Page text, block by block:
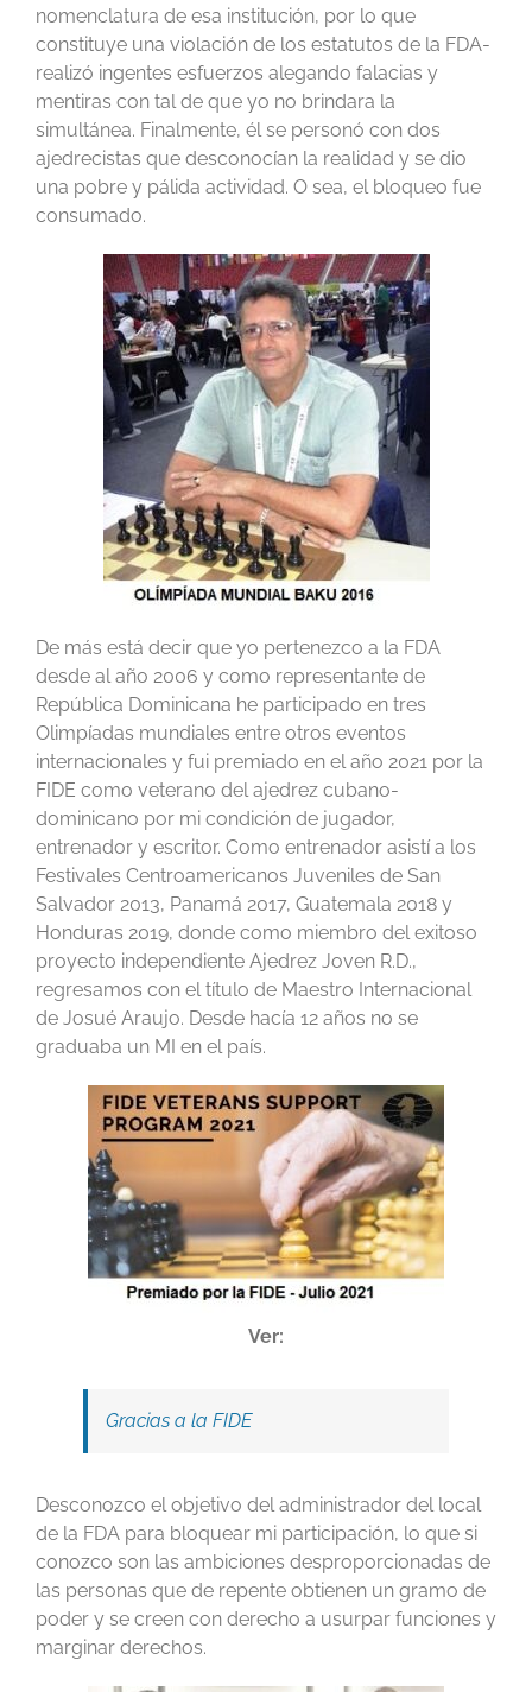
nomenclatura de esa institución, por lo que
constituye una violación de los estatutos de la FDA-
realizó ingentes esfuerzos alegando falacias y
mentiras con tal de que yo no brindara la
simultánea. Finalmente, él se personó con dos
ajedrecistas que desconocían la realidad y se dio
una pobre y pálida actividad. O sea, el bloqueo fue
consumado.
De más está decir que yo pertenezco a la FDA
desde al año 2006 y como representante de
República Dominicana he participado en tres
Olimpíadas mundiales entre otros eventos
internacionales y fui premiado en el año 2021 por la
FIDE como veterano del ajedrez cubano-
dominicano por mi condición de jugador,
entrenador y escritor. Como entrenador asistí a los
Festivales Centroamericanos Juveniles de San
Salvador 2013, Panamá 2017, Guatemala 2018 y
Honduras 2019, donde como miembro del exitoso
proyecto independiente Ajedrez Joven R.D.,
regresamos con el título de Maestro Internacional
de Josué Araujo. Desde hacía 12 años no se
graduaba un MI en el país.
Ver:
Gracias a la FIDE
Desconozco el objetivo del administrador del local
de la FDA para bloquear mi participación, lo que si
conozco son las ambiciones desproporcionadas de
las personas que de repente obtienen un gramo de
poder y se creen con derecho a usurpar funciones y
marginar derechos.